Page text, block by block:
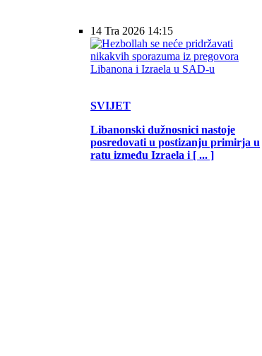
14 Tra 2026 14:15
SVIJET
Libanonski dužnosnici nastoje
posredovati u postizanju primirja u
ratu između Izraela i [ ... ]